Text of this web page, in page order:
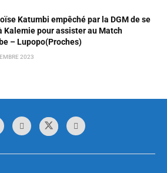
Katumbi empêché par la DGM de se
Kalemie pour assister au Match
– Lupopo(Proches)
2023